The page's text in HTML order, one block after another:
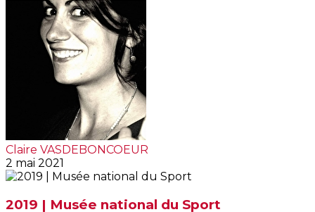
Claire VASDEBONCOEUR
2 mai 2021
2019 | Musée national du Sport